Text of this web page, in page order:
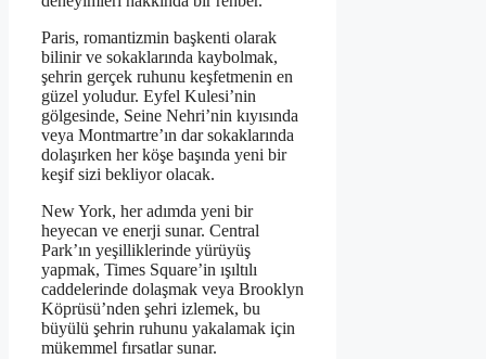
Paris, romantizmin başkenti olarak
bilinir ve sokaklarında kaybolmak,
şehrin gerçek ruhunu keşfetmenin en
güzel yoludur. Eyfel Kulesi’nin
gölgesinde, Seine Nehri’nin kıyısında
veya Montmartre’ın dar sokaklarında
dolaşırken her köşe başında yeni bir
keşif sizi bekliyor olacak.
New York, her adımda yeni bir
heyecan ve enerji sunar. Central
Park’ın yeşilliklerinde yürüyüş
yapmak, Times Square’in ışıltılı
caddelerinde dolaşmak veya Brooklyn
Köprüsü’nden şehri izlemek, bu
büyülü şehrin ruhunu yakalamak için
mükemmel fırsatlar sunar.